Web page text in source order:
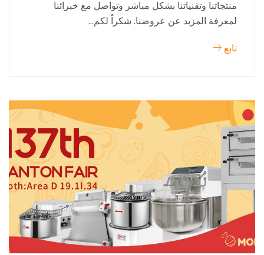
منتجاتنا وتقنياتنا بشكل مباشر وتواصل مع خبرائنا
لمعرفة المزيد عن عروضنا. شكراً لكم...
تابع